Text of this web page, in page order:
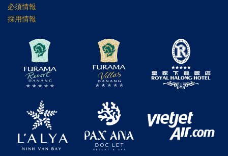
必須情報
採用情報